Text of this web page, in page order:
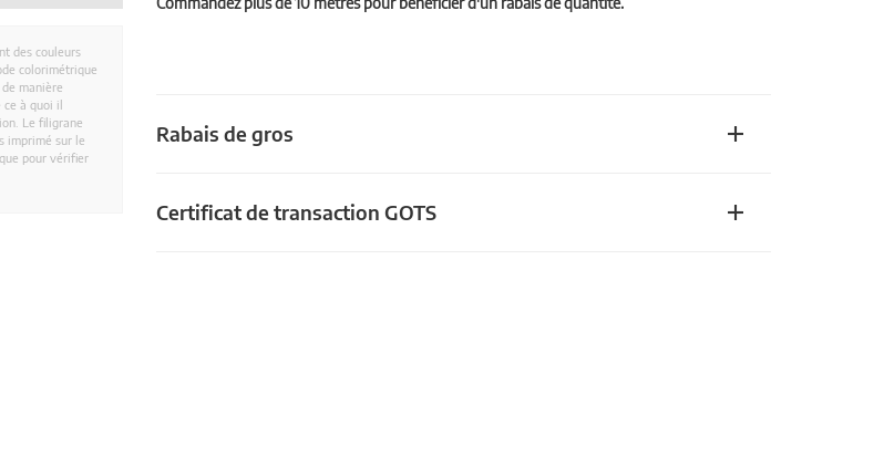
Rabais de gros
Certificat de transaction GOTS
des couleurs
colorimétrique
manière
ce à quoi il
Le filigrane
imprimé sur le
pour vérifier